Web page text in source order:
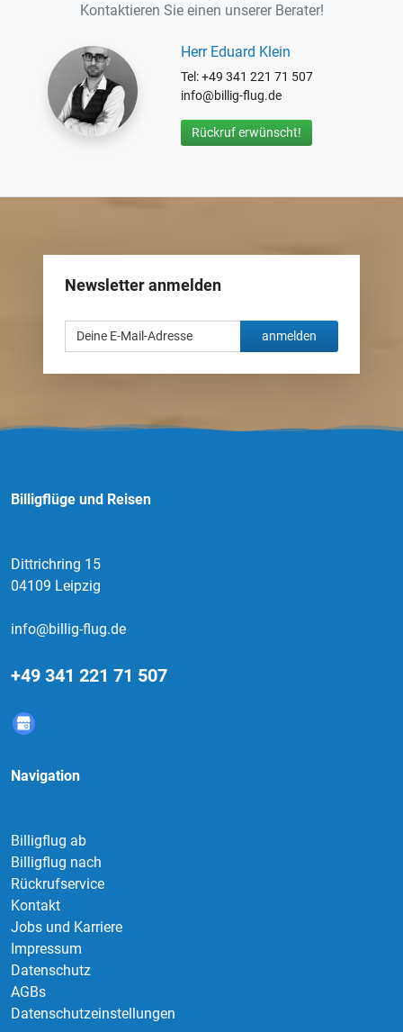
Kontaktieren Sie einen unserer Berater!
Herr Eduard Klein
Tel: +49 341 221 71 507
info@billig-flug.de
Rückruf erwünscht!
Newsletter anmelden
anmelden
Billigflüge und Reisen
Dittrichring 15
04109 Leipzig
info@billig-flug.de
+49 341 221 71 507
Navigation
Billigflug ab
Billigflug nach
Rückrufservice
Kontakt
Jobs und Karriere
Impressum
Datenschutz
AGBs
Datenschutzeinstellungen